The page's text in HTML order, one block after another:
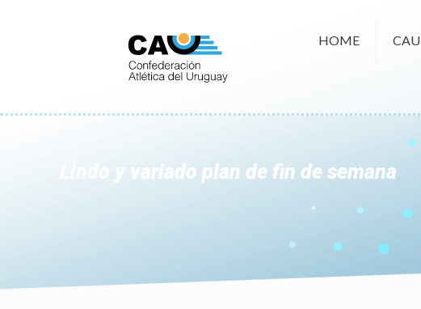
HOME CAU
Lindo y variado plan de fin de semana